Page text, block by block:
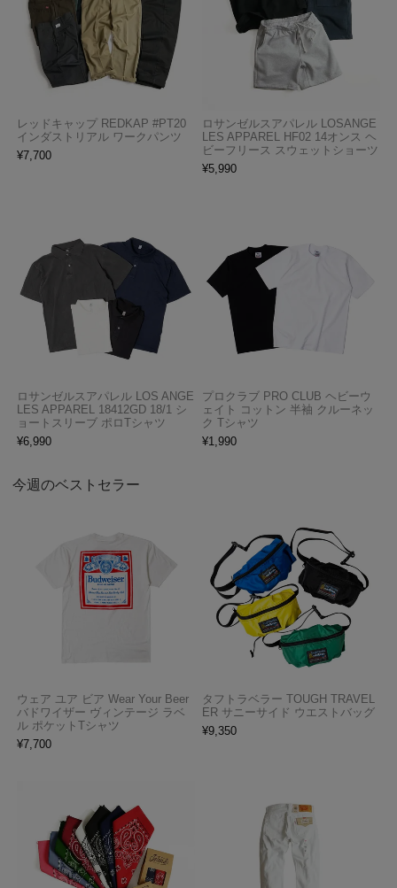
レッドキャップ REDKAP #PT20
インダストリアル ワークパンツ
¥7,700
ロサンゼルスアパレル LOSANGE
LES APPAREL HF02 14オンス ヘ
ビーフリース スウェットショーツ
¥5,990
ロサンゼルスアパレル LOS ANGE
LES APPAREL 18412GD 18/1 シ
ョートスリーブ ポロTシャツ
¥6,990
プロクラブ PRO CLUB ヘビーウ
ェイト コットン 半袖 クルーネッ
ク Tシャツ
¥1,990
今週のベストセラー
ウェア ユア ビア Wear Your Beer
バドワイザー ヴィンテージ ラベ
ル ポケットTシャツ
¥7,700
タフトラベラー TOUGH TRAVEL
ER サニーサイド ウエストバッグ
¥9,350